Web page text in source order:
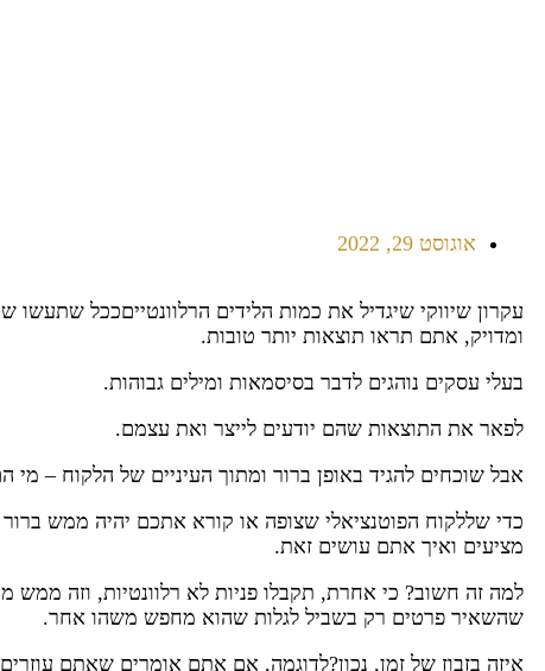
אוגוסט 29, 2022
עקרון שיווקי שיגדיל את כמות הלידים הרלוונטייםככל שתעשו
ומדויק, אתם תראו תוצאות יותר טובות.
בעלי עסקים נוהגים לדבר בסיסמאות ומילים גבוהות.
לפאר את התוצאות שהם יודעים לייצר ואת עצמם.
אבל שוכחים להגיד באופן ברור ומתוך העיניים של הלקוח – מי
כדי שללקוח הפוטנציאלי שצופה או קורא אתכם יהיה ממש
מציעים ואיך אתם עושים זאת.
למה זה חשוב? כי אחרת, תקבלו פניות לא רלוונטיות, וזה ממש
שהשאיר פרטים רק בשביל לגלות שהוא מחפש משהו אחר.
איזה בזבוז של זמן, נכון?לדוגמה, אם אתם אומרים שאתם